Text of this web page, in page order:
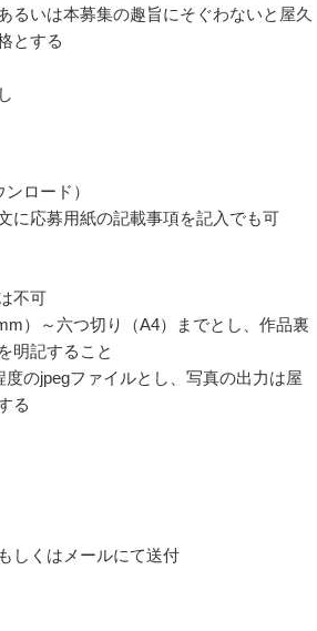
いは本募集の趣旨にそぐわないと屋久
とする
ロード）
に応募用紙の記載事項を記入でも可
不可
）～六つ切り（A4）までとし、作品裏
明記すること
のjpegファイルとし、写真の出力は屋
る
しくはメールにて送付